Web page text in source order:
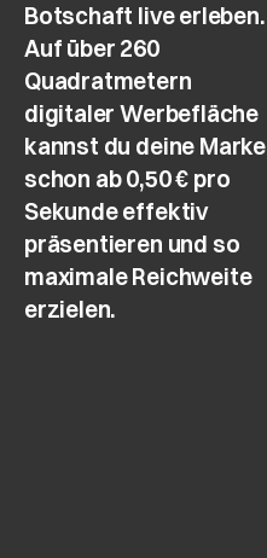
Botschaft live erleben.
Auf über 260
Quadratmetern
digitaler Werbefläche
kannst du deine Marke
schon ab0,50 € pro
Sekundeeffektiv
präsentieren und so
maximale Reichweite
erzielen.